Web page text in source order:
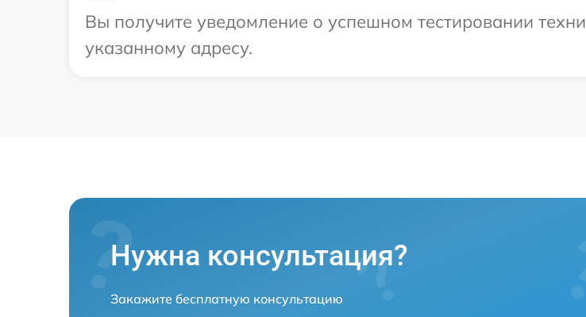
Вы получите уведомление о успешном тестировании
указанному адресу.
Нужна консультация?
Закажите бесплатную консультацию